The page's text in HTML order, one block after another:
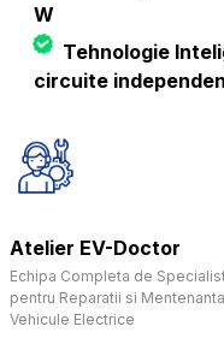
W
Tehnologie
circuite
Atelier EV-Doctor
Echipa Completa de
pentru Reparatii si Mentenanta
Vehicule Electrice